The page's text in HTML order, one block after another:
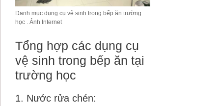
Danh mục dụng cụ vệ sinh trong bếp ăn trường
học . Ảnh Internet
Tổng hợp các dụng cụ
vệ sinh trong bếp ăn tại
trường học
1. Nước rửa chén: